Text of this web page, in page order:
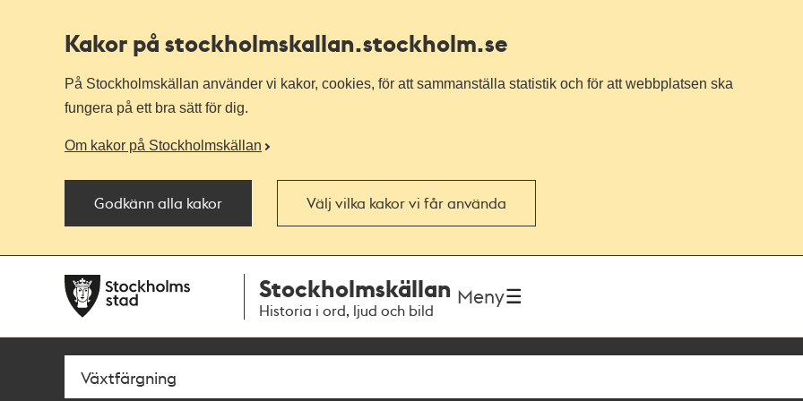
Kakor på stockholmskallan.stockholm.se
På Stockholmskällan använder vi kakor, cookies, för att sammanställa statistik och för att webbplatsen ska
fungera på ett bra sätt för dig.
Om kakor på Stockholmskällan
Godkänn alla kakor Välj vilka kakor vi får använda
navigationen
huvudinnehållet
Stockholmskällan
Historia i ord, ljud och bild
Meny
Sök